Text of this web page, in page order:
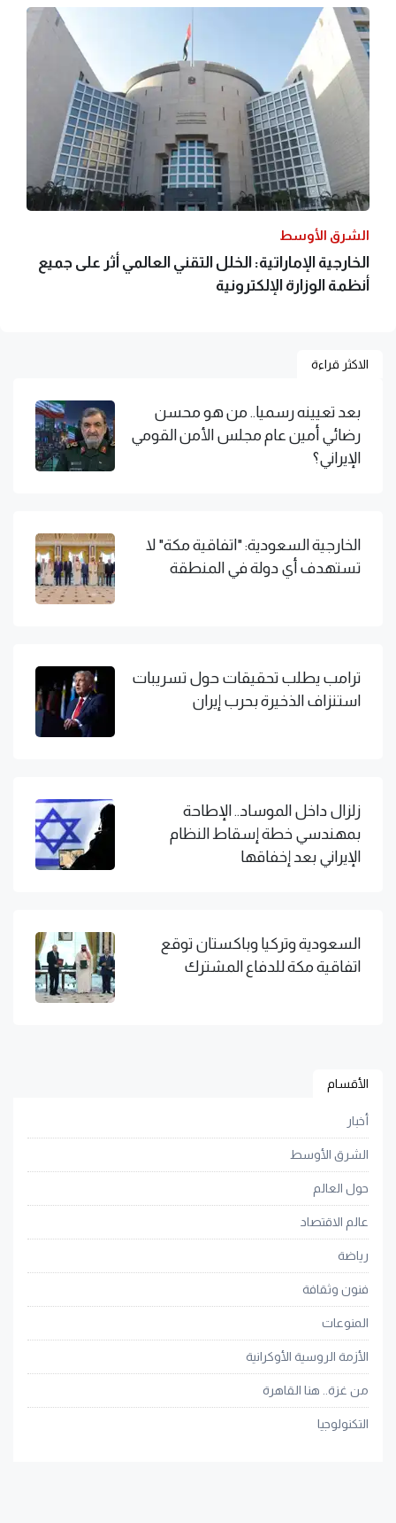
الشرق الأوسط
الخارجية الإماراتية: الخلل التقني العالمي أثر على جميع
أنظمة الوزارة الإلكترونية
الاكثر قراءة
بعد تعيينه رسميا.. من هو محسن
رضائي أمين عام مجلس الأمن القومي
الإيراني؟
الخارجية السعودية: "اتفاقية مكة" لا
تستهدف أي دولة في المنطقة
ترامب يطلب تحقيقات حول تسريبات
استنزاف الذخيرة بحرب إيران
زلزال داخل الموساد.. الإطاحة
بمهندسي خطة إسقاط النظام
الإيراني بعد إخفاقها
السعودية وتركيا وباكستان توقع
اتفاقية مكة للدفاع المشترك
الأقسام
أخبار
الشرق الأوسط
حول العالم
عالم الاقتصاد
رياضة
فنون وثقافة
المنوعات
الأزمة الروسية الأوكرانية
من غزة.. هنا القاهرة
التكنولوجيا